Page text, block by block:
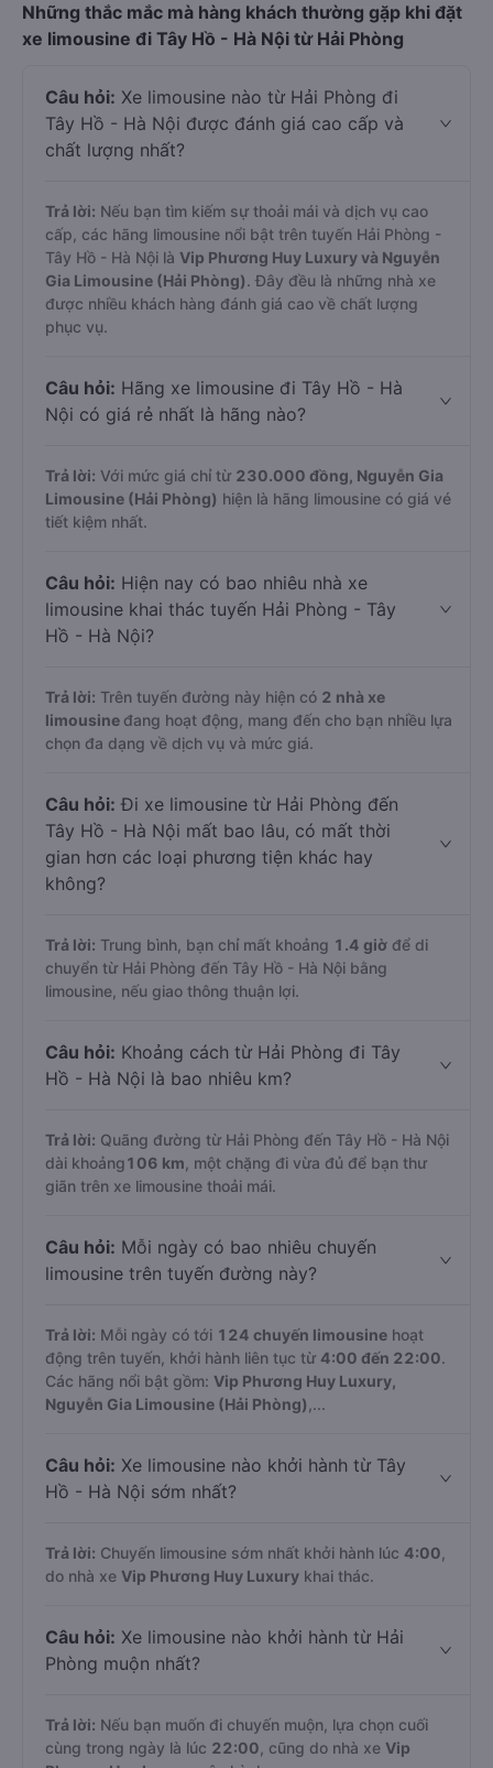
Những thắc mắc mà hàng khách thường gặp khi đặt
xe limousine đi Tây Hồ - Hà Nội từ Hải Phòng
Câu hỏi: Xe limousine nào từ Hải Phòng đi
Tây Hồ - Hà Nội được đánh giá cao cấp và
chất lượng nhất?
Trả lời: Nếu bạn tìm kiếm sự thoải mái và dịch vụ cao
cấp, các hãng limousine nổi bật trên tuyến Hải Phòng -
Tây Hồ - Hà Nội là Vip Phương Huy Luxury và Nguyễn
Gia Limousine (Hải Phòng). Đây đều là những nhà xe
được nhiều khách hàng đánh giá cao về chất lượng
phục vụ.
Câu hỏi: Hãng xe limousine đi Tây Hồ - Hà
Nội có giá rẻ nhất là hãng nào?
Trả lời: Với mức giá chỉ từ 230.000 đồng, Nguyễn Gia
Limousine (Hải Phòng) hiện là hãng limousine có giá vé
tiết kiệm nhất.
Câu hỏi: Hiện nay có bao nhiêu nhà xe
limousine khai thác tuyến Hải Phòng - Tây
Hồ - Hà Nội?
Trả lời: Trên tuyến đường này hiện có 2 nhà xe
limousine đang hoạt động, mang đến cho bạn nhiều lựa
chọn đa dạng về dịch vụ và mức giá.
Câu hỏi: Đi xe limousine từ Hải Phòng đến
Tây Hồ - Hà Nội mất bao lâu, có mất thời
gian hơn các loại phương tiện khác hay
không?
Trả lời: Trung bình, bạn chỉ mất khoảng 1.4 giờ để di
chuyển từ Hải Phòng đến Tây Hồ - Hà Nội bằng
limousine, nếu giao thông thuận lợi.
Câu hỏi: Khoảng cách từ Hải Phòng đi Tây
Hồ - Hà Nội là bao nhiêu km?
Trả lời: Quãng đường từ Hải Phòng đến Tây Hồ - Hà Nội
dài khoảng106 km , một chặng đi vừa đủ để bạn thư
giãn trên xe limousine thoải mái.
Câu hỏi: Mỗi ngày có bao nhiêu chuyến
limousine trên tuyến đường này?
Trả lời: Mỗi ngày có tới 124 chuyến limousine hoạt
động trên tuyến, khởi hành liên tục từ 4:00 đến 22:00.
Các hãng nổi bật gồm: Vip Phương Huy Luxury,
Nguyễn Gia Limousine (Hải Phòng) ,...
Câu hỏi: Xe limousine nào khởi hành từ Tây
Hồ - Hà Nội sớm nhất?
Trả lời: Chuyến limousine sớm nhất khởi hành lúc 4:00
do nhà xe Vip Phương Huy Luxury khai thác.
Câu hỏi: Xe limousine nào khởi hành từ Hải
Phòng muộn nhất?
Trả lời: Nếu bạn muốn đi chuyến muộn, lựa chọn cuối
cùng trong ngày là lúc 22:00 , cũng do nhà xe Vip